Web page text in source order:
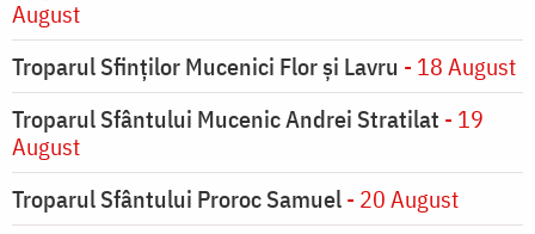
August
Troparul Sfinţilor Mucenici Flor şi Lavru - 18 August
Troparul Sfântului Mucenic Andrei Stratilat - 19
August
Troparul Sfântului Proroc Samuel- 20 August